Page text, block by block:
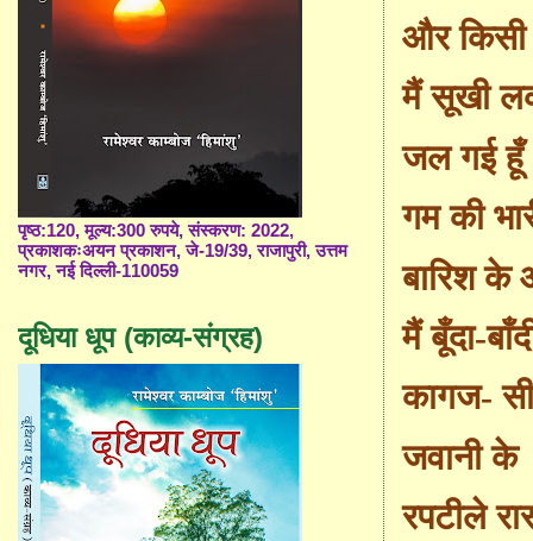
और किसी
मैं सूखी
जल गई हूँ
गम की
बारिश के
मैं बूँदा-
कागज-
जवानी के
रपटीले
पृष्ठ:120, मूल्य:300 रुपये, संस्करण: 2022,
प्रकाशकःअयन प्रकाशन, जे-19/39, राजापुरी, उत्तम
नगर, नई दिल्ली-110059
दूधिया धूप (काव्य-संग्रह)